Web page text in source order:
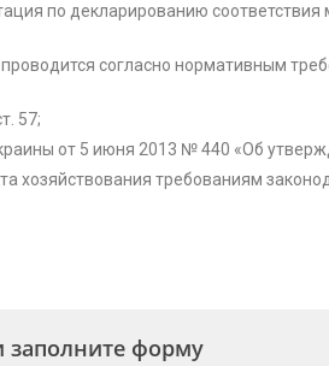
по декларированию
согласно нормативным
57;
от 5 июня 2013 № 440 «Об
хозяйствования требованиям
заполните форму